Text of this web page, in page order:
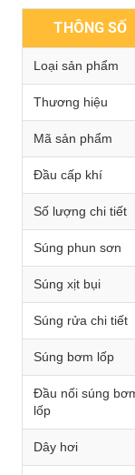
THÔNG SỐ
Loại sản phẩm
Thương hiệu
Mã sản phẩm
Đầu cấp khí
Số lượng chi tiết
Súng phun sơn
Súng xịt bụi
Súng rửa chi tiết
Súng bơm lốp
Đầu nối súng
lốp
Dây hơi